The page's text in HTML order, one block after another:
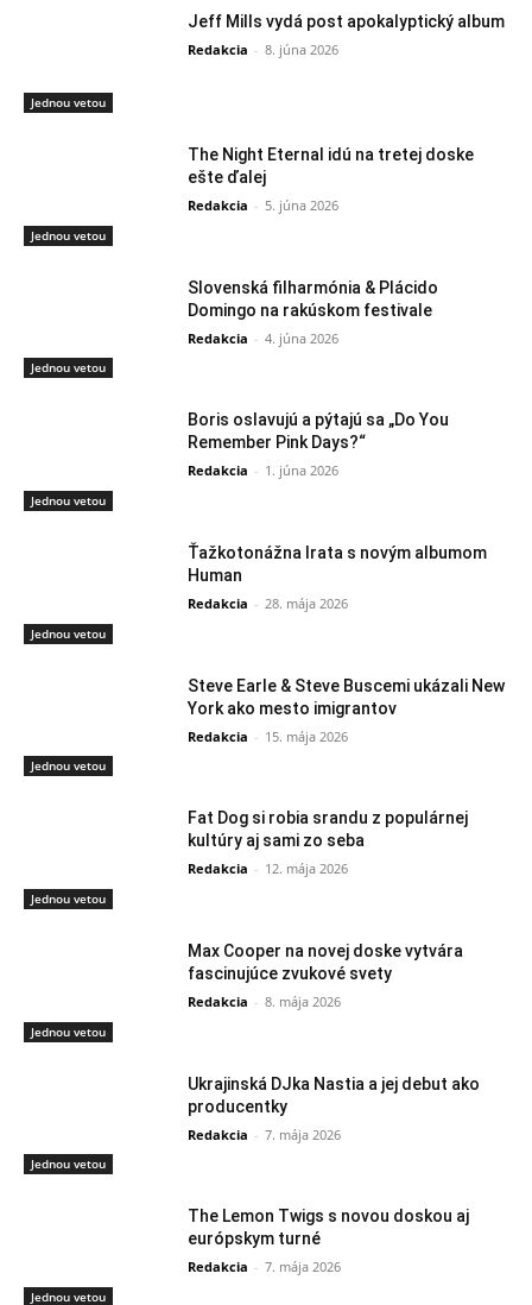
Jednou vetou
Jeff Mills vydá post apokalyptický album
Redakcia - 8. júna 2026
Jednou vetou
The Night Eternal idú na tretej doske
ešte ďalej
Redakcia - 5. júna 2026
Jednou vetou
Slovenská filharmónia & Plácido
Domingo na rakúskom festivale
Redakcia - 4. júna 2026
Jednou vetou
Boris oslavujú a pýtajú sa „Do You
Remember Pink Days?“
Redakcia - 1. júna 2026
Jednou vetou
Ťažkotonážna Irata s novým albumom
Human
Redakcia - 28. mája 2026
Jednou vetou
Steve Earle & Steve Buscemi ukázali New
York ako mesto imigrantov
Redakcia - 15. mája 2026
Jednou vetou
Fat Dog si robia srandu z populárnej
kultúry aj sami zo seba
Redakcia - 12. mája 2026
Jednou vetou
Max Cooper na novej doske vytvára
fascinujúce zvukové svety
Redakcia - 8. mája 2026
Jednou vetou
Ukrajinská DJka Nastia a jej debut ako
producentky
Redakcia - 7. mája 2026
Jednou vetou
The Lemon Twigs s novou doskou aj
európskym turné
Redakcia - 7. mája 2026